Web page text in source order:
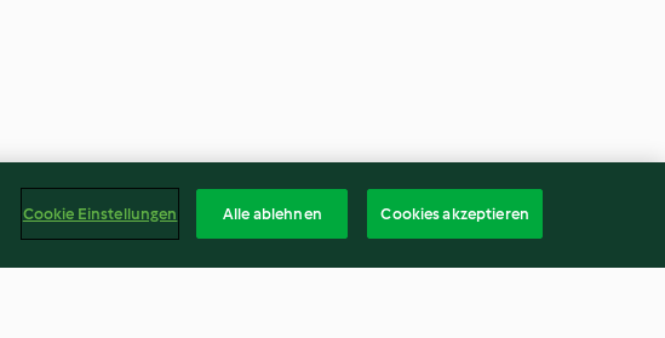
Cookie Einstellungen Alle ablehnen Cookies akzeptieren